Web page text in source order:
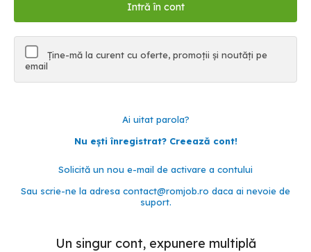
Ține-mă la curent cu oferte, promoții și noutăți pe
email
Ai uitat parola?
Nu ești înregistrat? Creează cont!
Solicită un nou e-mail de activare a contului
Sau scrie-ne la adresa contact@romjob.ro daca ai nevoie de
suport.
Un singur cont, expunere multiplă